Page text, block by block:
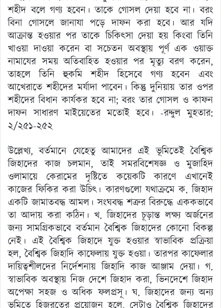
শহীদ বলে গণ্য হবেন। তাকে গোসল দেয়া হবে না। বরং
বিনা গোসলে জানাযা পড়ে দাফন করা হবে। আর যদি
আক্রান্ত হওয়ার পর তাকে চিকিৎসা দেয়া হয় কিংবা তিনি
খাওয়া দাওয়া করেন বা সচেতন অবস্থায় পূর্ণ এক ওয়াক্ত
নামাযের সময় অতিবাহিত হওয়ার পর মৃত্যু বরণ করেন,
তাহলে তিনি হুকমি শহীদ হিসেবে গণ্য হবেন এবং
আখেরাতে শহীদের মর্যাদা পাবেন। কিন্তু দুনিয়ায় তার ওপর
শহীদের বিধান কার্যকর হবে না; বরং তার গোসল ও কাফন
দাফন সাধারণ মাইয়েতের মতোই হবে। -রদ্দুল মুহতার:
২/২৫১-২৫২
উল্লেখ্য, বর্তমানে যেহেতু আমাদের এই ভূমিতেই বৈশ্বিক
জিহাদের কাজ চলমান, তাই সমরবিশেষজ্ঞ ও মুজাহিদ
ওলামায়ে কেরামের দৃষ্টিতে কয়েকটি কারণে এখানেই
কাজের ফিকির করা উচিৎ। কারণগুলো যথাক্রমে ক. জিহাদ
একটি জামাতবদ্ধ আমল। সংঘবদ্ধ শত্রুর বিরুদ্ধে এককভাবে
তা আদায় করা কঠিন। খ. জিহাদের চূড়ান্ত লক্ষ্য অর্জনের
জন্য সামগ্রিকভাবে বর্তমান বৈশ্বিক জিহাদের কোনো বিকল্প
নেই। এই বৈশ্বিক জিহাদে যুক্ত হওয়ার স্বাভাবিক প্রক্রিয়া
হল, বৈশ্বিক জিহাদি কাফেলায় যুক্ত হওয়া। তারপর কাফেলার
দায়িত্বশীলদের নির্দেশনায় জিহাদি কাজ আঞ্জাম দেয়া। গ.
স্বাভাবিক অবস্থায় নিজ দেশে জিহাদ করা, ভিনদেশে জিহাদ
অপেক্ষা সহজ ও অধিক ফলপ্রসূ। ঘ. জিহাদের জন্য অন্য